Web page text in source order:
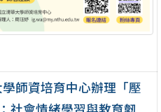
師資培育中心辦理「壓